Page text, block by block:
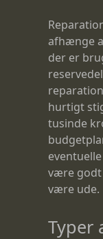
afhænge
der er
hurtigt
tusinde
være godt
være ude.
Typer